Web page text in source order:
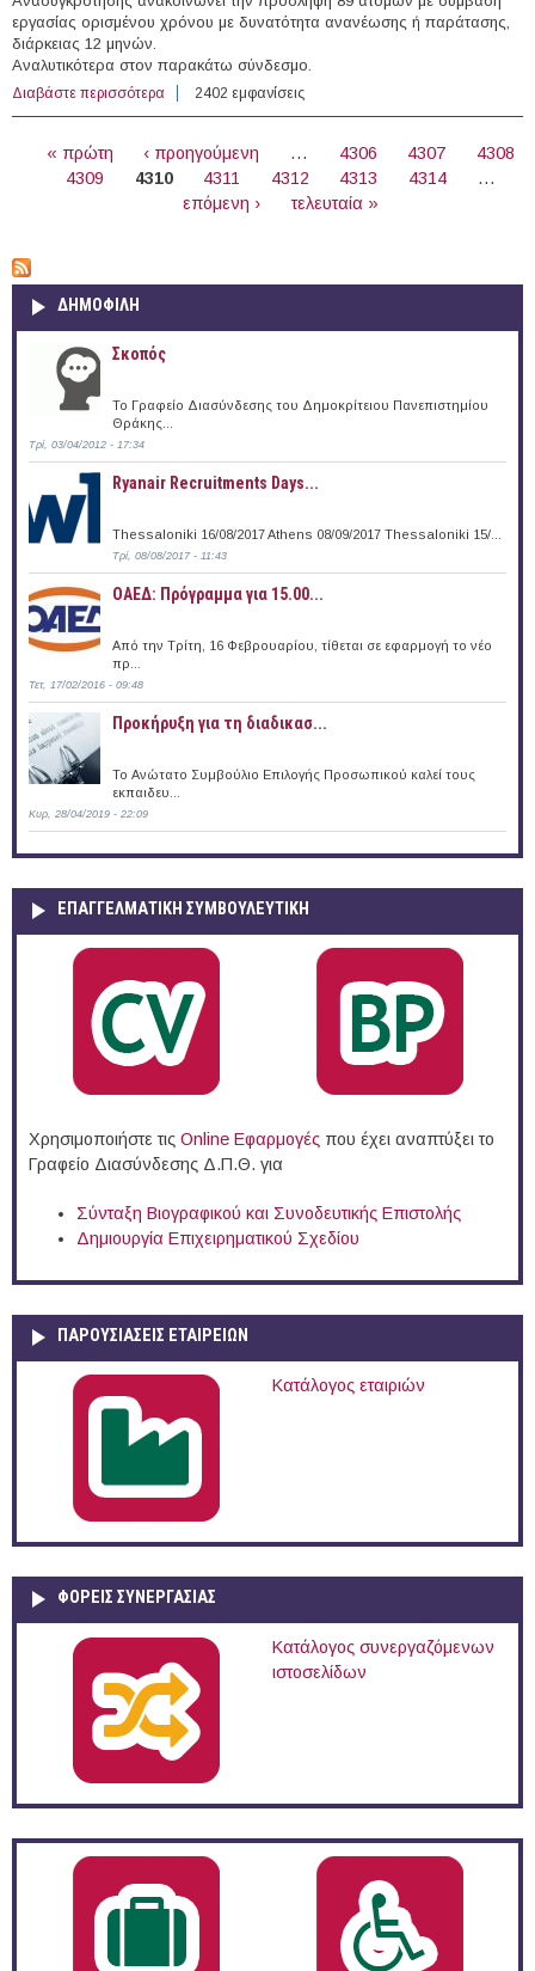
εργασίας ορισμένου χρόνου με δυνατότητα ανανέωσης ή παράτασης,
διάρκειας 12 μηνών.
Αναλυτικότερα στον παρακάτω σύνδεσμο.
Διαβάστε περισσότερα για 89 άτομα με Σύμβαση Ορισμένου Χρόνου στην
Υπηρεσία Ασύλου
2402 εμφανίσεις
« πρώτη ‹ προηγούμενη … 4306 4307
4308
4309
4310 4311 4312 4313 4314
…
επόμενη ›
τελευταία »
ΔΗΜΟΦΙΛΗ
Σκοπός
Το Γραφείο Διασύνδεσης του Δημοκρίτειου Πανεπιστημίου
Θράκης...
Τρί, 03/04/2012 - 17:34
Ryanair Recruitments Days...
Thessaloniki 16/08/2017 Athens 08/09/2017 Thessaloniki 15/...
Τρί, 08/08/2017 - 11:43
ΟΑΕΔ: Πρόγραμμα για 15.00...
Από την Τρίτη, 16 Φεβρουαρίου, τίθεται σε εφαρμογή το νέο
πρ...
Τετ, 17/02/2016 - 09:48
Προκήρυξη για τη διαδικασ...
Το Ανώτατο Συμβούλιο Επιλογής Προσωπικού καλεί τους
εκπαιδευ...
Κυρ, 28/04/2019 - 22:09
ΕΠΑΓΓΕΛΜΑΤΙΚΉ ΣΥΜΒΟΥΛΕΥΤΙΚΉ
Χρησιμοποιήστε τις Online Eφαρμογές που έχει αναπτύξει το
Γραφείο Διασύνδεσης Δ.Π.Θ. για
Σύνταξη Βιογραφικού και Συνοδευτικής Επιστολής
Δημιουργία Επιχειρηματικού Σχεδίου
ΠΑΡΟΥΣΙΆΣΕΙΣ ΕΤΑΙΡΕΙΏΝ
Κατάλογος εταιριών
ΦΟΡΕΙΣ ΣΥΝΕΡΓΑΣΙΑΣ
Κατάλογος συνεργαζόμενων
ιστοσελίδων